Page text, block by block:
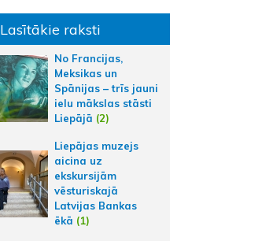
Lasītākie raksti
No Francijas,
Meksikas un
Spānijas – trīs jauni
ielu mākslas stāsti
Liepājā (2)
Liepājas muzejs
aicina uz
ekskursijām
vēsturiskajā
Latvijas Bankas
ēkā (1)